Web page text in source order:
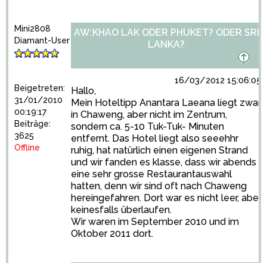
Mini2808
Diamant-User
Beigetreten:
31/01/2010
00:19:17
Beiträge:
3625
Offline
AW:KHAO LAK ODER PHUKET? ODER SRI
LANKA?
16/03/2012 15:06:05
Hallo,
Mein Hoteltipp Anantara Laeana liegt zwar
in Chaweng, aber nicht im Zentrum,
sondern ca. 5-10 Tuk-Tuk- Minuten
entfernt. Das Hotel liegt also seeehhr
ruhig, hat natürlich einen eigenen Strand
und wir fanden es klasse, dass wir abends
eine sehr grosse Restaurantauswahl
hatten, denn wir sind oft nach Chaweng
hereingefahren. Dort war es nicht leer, aber
keinesfalls überlaufen.
Wir waren im September 2010 und im
Oktober 2011 dort.